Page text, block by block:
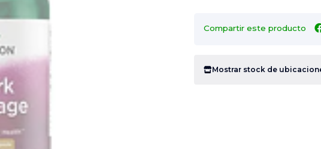
Compartir este producto
Mostrar stock de